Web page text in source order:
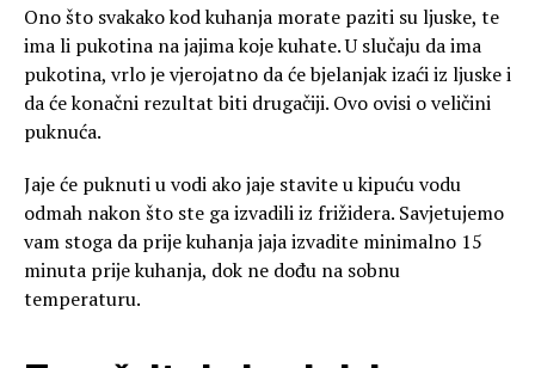
Ono što svakako kod kuhanja morate paziti su ljuske, te
ima li pukotina na jajima koje kuhate. U slučaju da ima
pukotina, vrlo je vjerojatno da će bjelanjak izaći iz ljuske i
da će konačni rezultat biti drugačiji. Ovo ovisi o veličini
puknuća.
Jaje će puknuti u vodi ako jaje stavite u kipuću vodu
odmah nakon što ste ga izvadili iz frižidera. Savjetujemo
vam stoga da prije kuhanja jaja izvadite minimalno 15
minuta prije kuhanja, dok ne dođu na sobnu
temperaturu.